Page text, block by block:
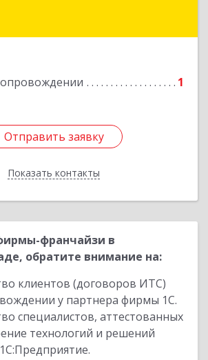
1
Отправить заявку
Показать контакты
обл., Жигулевск, ул.Пушкина,
Отправить заявку
Назад
франчайзи в
обратите внимание на:
клиентов (договоров ИТС)
у партнера фирмы 1С.
специалистов, аттестованных
технологий и решений